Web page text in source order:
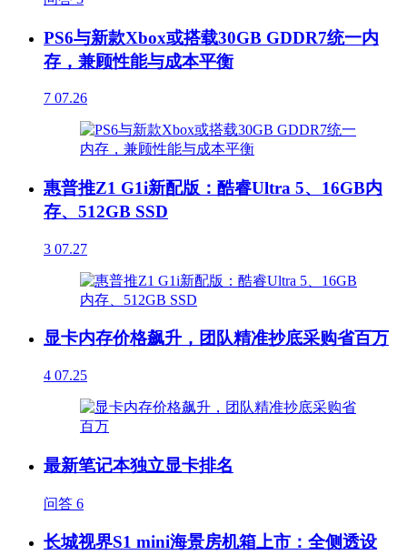
PS6与新款Xbox或搭载30GB GDDR7统一内
存，兼顾性能与成本平衡
7 07.26
惠普推Z1 G1i新配版：酷睿Ultra 5、16GB内
存、512GB SSD
3 07.27
显卡内存价格飙升，团队精准抄底采购省百万
4 07.25
最新笔记本独立显卡排名
问答 6
长城视界S1 mini海景房机箱上市：全侧透设